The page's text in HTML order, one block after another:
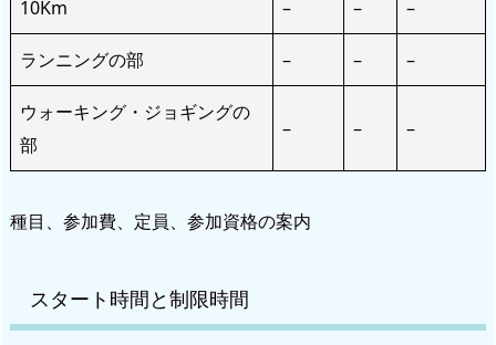
10Km – – –
ランニングの部 – – –
ウォーキング・ジョギングの
部
– – –
種目、参加費、定員、参加資格の案内
スタート時間と制限時間